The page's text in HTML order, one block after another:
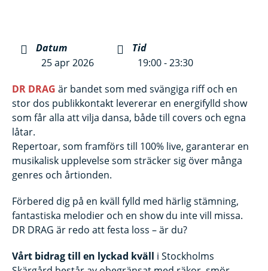
Datum
25 apr 2026
Tid
19:00 - 23:30
DR DRAG är bandet som med svängiga riff och en
stor dos publikkontakt levererar en energifylld show
som får alla att vilja dansa, både till covers och egna
låtar.
Repertoar, som framförs till 100% live, garanterar en
musikalisk upplevelse som sträcker sig över många
genres och årtionden.
Förbered dig på en kväll fylld med härlig stämning,
fantastiska melodier och en show du inte vill missa.
DR DRAG är redo att festa loss – är du?
Vårt bidrag till en lyckad kväll i Stockholms